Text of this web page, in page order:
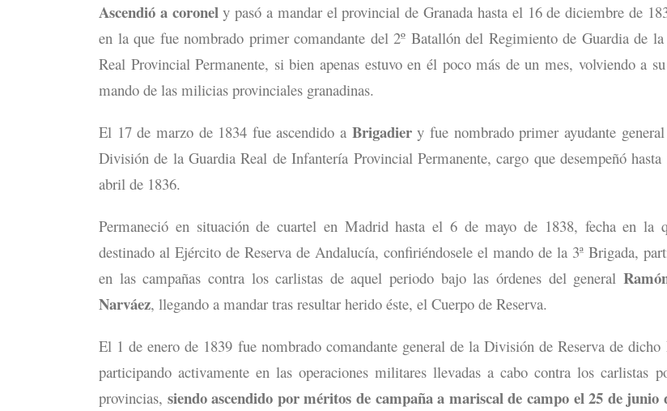
Ascendió a coronely pasó a mandar el provincial de Granada hasta el 16 de diciembre de
en la que fue nombrado primer comandante del 2º Batallón del Regimiento de Guardia de
Real Provincial Permanente, si bien apenas estuvo en él poco más de un mes, volviendo a
mando de las milicias provinciales granadinas.
El 17 de marzo de 1834 fue ascendido a Brigadiery fue nombrado primer ayudante
División de la Guardia Real de Infantería Provincial Permanente, cargo que desempeñó
abril de 1836.
Permaneció en situación de cuartel en Madrid hasta el 6 de mayo de 1838, fecha en la
destinado al Ejército de Reserva de Andalucía, confiriéndosele el mando de la 3ª Brigada,
en las campañas contra los carlistas de aquel periodo bajo las órdenes del general
Narváez, llegando a mandar tras resultar herido éste, el Cuerpo de Reserva.
El 1 de enero de 1839 fue nombrado comandante general de la División de Reserva de
participando activamente en las operaciones militares llevadas a cabo contra los carlistas
provincias, siendo ascendido por méritos de campaña a mariscal de campo el 25 de junio